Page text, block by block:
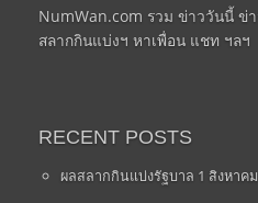
NumWan.com รวม ข่าววันนี้ ข่
สลากกินแบ่งฯ หาเพื่อน แชท ฯลฯ
RECENT POSTS
ผลสลากกินแบ่งรัฐบาล 1 สิงหาค